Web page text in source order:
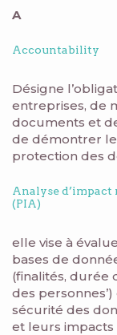
A
Accountability
Désigne
entreprises, de
documents et
de démontrer
protection des
Analyse
(PIA)
elle vise à
bases de
(finalités, durée
des
sécurité des
et leurs impacts